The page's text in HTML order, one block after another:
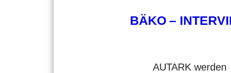
BÄKO –
AUTARK werden